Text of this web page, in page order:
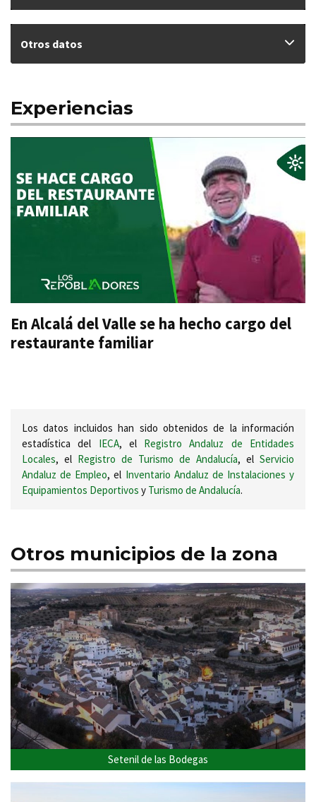
Otros datos
Experiencias
En Alcalá del Valle se ha hecho cargo del
restaurante familiar
Los datos incluidos han sido obtenidos de la información
estadística del IECA, el Registro Andaluz de Entidades
Locales, el Registro de Turismo de Andalucía, el Servicio
Andaluz de Empleo, el Inventario Andaluz de Instalaciones y
Equipamientos Deportivos y Turismo de Andalucía.
Otros municipios de la zona
Setenil de las Bodegas